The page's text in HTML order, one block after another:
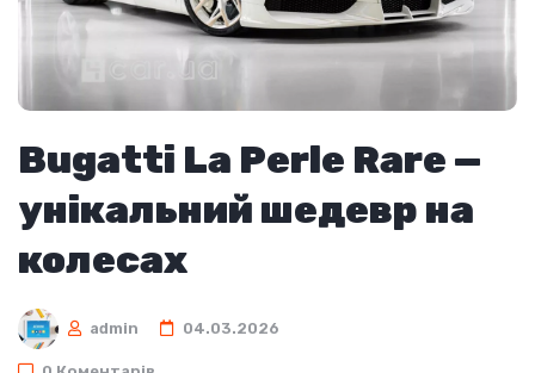
Bugatti La Perle Rare —
унікальний шедевр на
колесах
admin 04.03.2026